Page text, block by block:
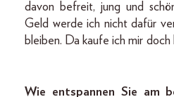
davon befreit, jung und
Geld werde ich nicht dafür
bleiben. Da kaufe ich mir
Wie entspannen Sie am